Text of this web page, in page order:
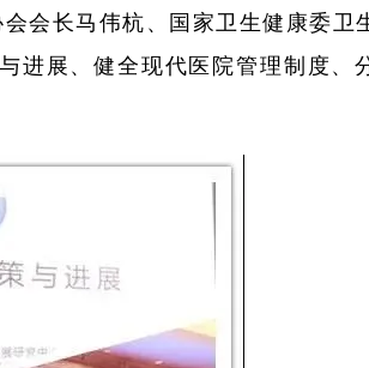
会长马伟杭、国家卫生健康委卫
进展、健全现代医院管理制度、